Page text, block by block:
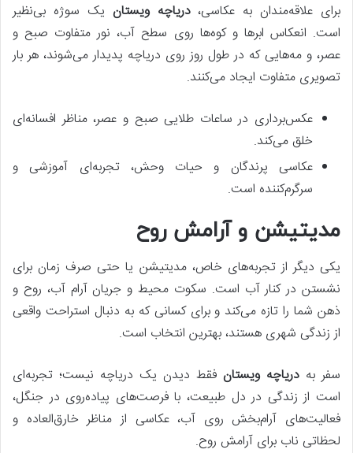
برای علاقه‌مندان به عکاسی،دریاچه ویستان یک سوژه بی‌نظیر
است. انعکاس ابرها و کوه‌ها روی سطح آب، نور متفاوت صبح و
عصر، و مه‌هایی که در طول روز روی دریاچه پدیدار می‌شوند، هر بار
تصویری متفاوت ایجاد می‌کنند.
عکس‌برداری در ساعات طلایی صبح و عصر، مناظر افسانه‌ای
خلق می‌کند.
عکاسی پرندگان و حیات وحش، تجربه‌ای آموزشی و
سرگرم‌کننده است.
مدیتیشن و آرامش روح
یکی دیگر از تجربه‌های خاص، مدیتیشن یا حتی صرف زمان برای
نشستن در کنار آب است. سکوت محیط و جریان آرام آب، روح و
ذهن شما را تازه می‌کند و برای کسانی که به دنبال استراحت واقعی
از زندگی شهری هستند، بهترین انتخاب است.
سفر به دریاچه ویستان فقط دیدن یک دریاچه نیست؛ تجربه‌ای
است از زندگی در دل طبیعت، با فرصت‌های پیاده‌روی در جنگل،
فعالیت‌های آرام‌بخش روی آب، عکاسی از مناظر خارق‌العاده و
لحظاتی ناب برای آرامش روح.